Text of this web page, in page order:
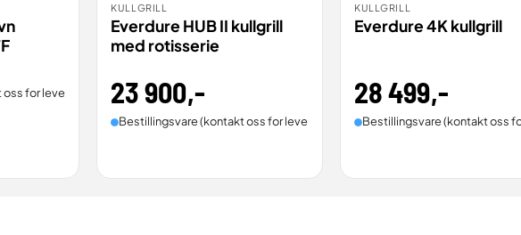
for leveringstid).
BESTILL
KULLGRILL
Everdure HUB II kullgrill
med rotisserie
23 900,-
Bestillingsvare (kontakt oss for leveringstid).
BESTILL
KULLGRILL
Everdure 4K kullgrill
28 499,-
Bestillingsvare (kontakt oss